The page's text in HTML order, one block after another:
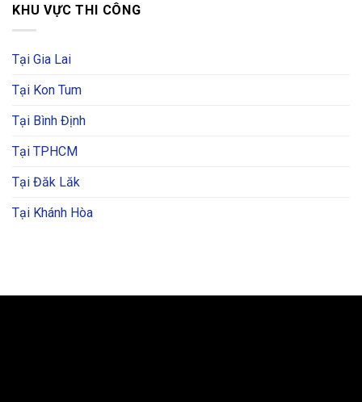
KHU VỰC THI CÔNG
Tại Gia Lai
Tại Kon Tum
Tại Bình Định
Tại TPHCM
Tại Đăk Lăk
Tại Khánh Hòa